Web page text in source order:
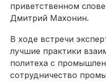
приветственном
Дмитрий Махонин.
В ходе встречи
лучшие практики
политеха с
сотрудничество